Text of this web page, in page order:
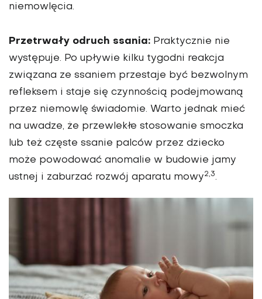
niemowlęcia.
Przetrwały odruch ssania: Praktycznie nie
występuje. Po upływie kilku tygodni reakcja
związana ze ssaniem przestaje być bezwolnym
refleksem i staje się czynnością podejmowaną
przez niemowlę świadomie. Warto jednak mieć
na uwadze, że przewlekłe stosowanie smoczka
lub też częste ssanie palców przez dziecko
może powodować anomalie w budowie jamy
ustnej i zaburzać rozwój aparatu mowy2,3.